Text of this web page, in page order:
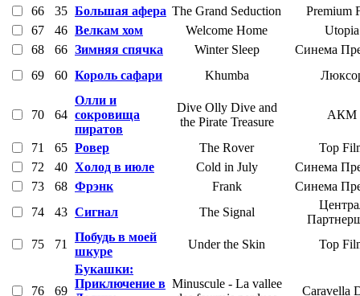
66
35 Большая афера The Grand Seduction
Premium
67
46 Велкам хом Welcome Home
Utopia
68
66 Зимняя спячка Winter Sleep
Синема
69
60 Король сафари Khumba
70 64
Олли и
сокровища
пиратов
Dive Olly Dive and
the Pirate Treasure
АКМ
71 65 Ровер The Rover
Top
72
40 Холод в июле Cold in July
Синема
73
68 Фрэнк Frank
Синема
74
43 Сигнал The Signal
75
71
Побудь в моей
шкуре
Under the Skin Top
76 69
Букашки:
Приключение в Minuscule - La vallee
Caravella